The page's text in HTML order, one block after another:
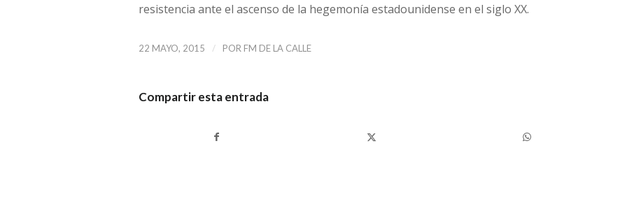
resistencia ante el ascenso de la hegemonía estadounidense en el siglo XX.
22 MAYO, 2015 / POR FM DE LA CALLE
Compartir esta entrada